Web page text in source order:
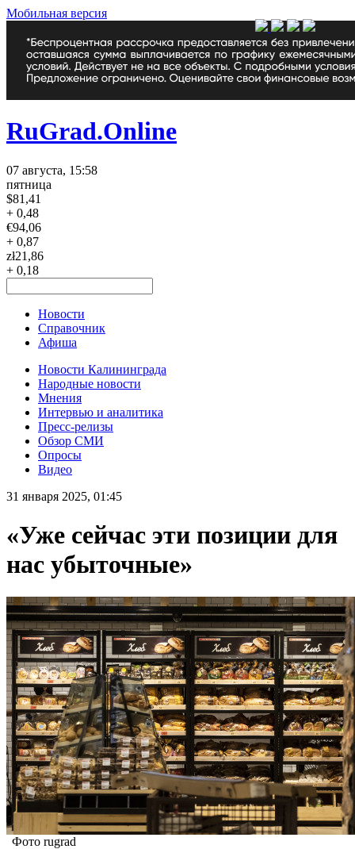
Мобильная версия
RuGrad.Online
07 августа, 15:58
пятница
$81,41
+ 0,48
€94,06
+ 0,87
zł21,86
+ 0,18
Новости
Справочник
Афиша
Новости Калининграда
Народные новости
Мнения
Интервью и аналитика
Пресс-релизы
Обзор СМИ
Опросы
Видео
31 января 2025, 01:45
«Уже сейчас эти позиции для
нас убыточные»
Фото rugrad